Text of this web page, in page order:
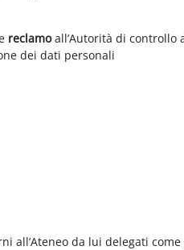
reclamoall’Autorità di controllo
dei dati personali
all’Ateneo da lui delegati come